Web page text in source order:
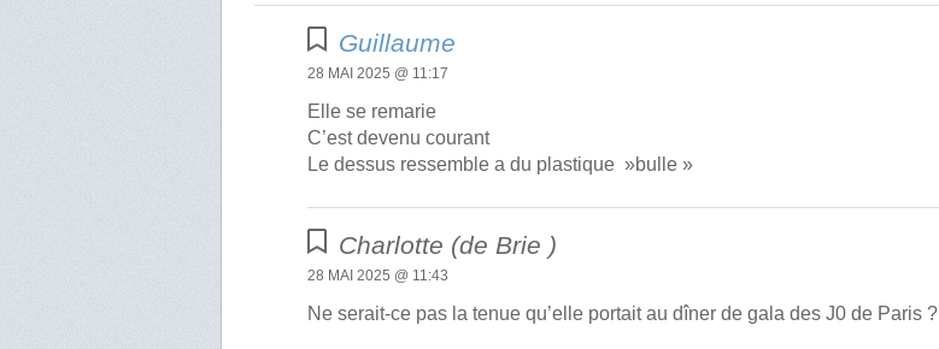
Guillaume
28 MAI 2025 @ 11:17
Elle se remarie
C’est devenu courant
Le dessus ressemble a du plastique »bulle »
Charlotte (de Brie )
28 MAI 2025 @ 11:43
Ne serait-ce pas la tenue qu’elle portait au dîner de gala des J0 de Paris ?